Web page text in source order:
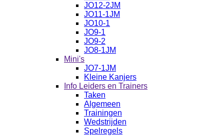
JO12-2JM
JO11-1JM
JO10-1
JO9-1
JO9-2
JO8-1JM
Mini's
JO7-1JM
Kleine Kanjers
Info Leiders en Trainers
Taken
Algemeen
Trainingen
Wedstrijden
Spelregels